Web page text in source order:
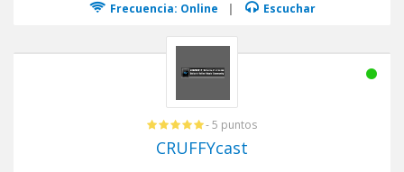
Frecuencia: Online | Escuchar
- 5 puntos
CRUFFYcast